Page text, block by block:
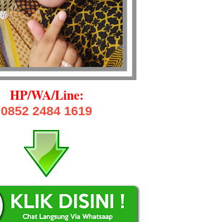
HP/WA/Line:
0852 2484 1619